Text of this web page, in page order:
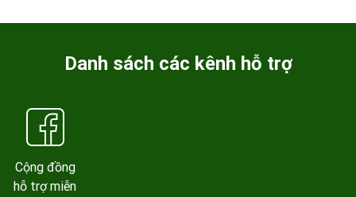
Danh sách các kênh hỗ trợ
Cộng đồng
hỗ trợ miễn